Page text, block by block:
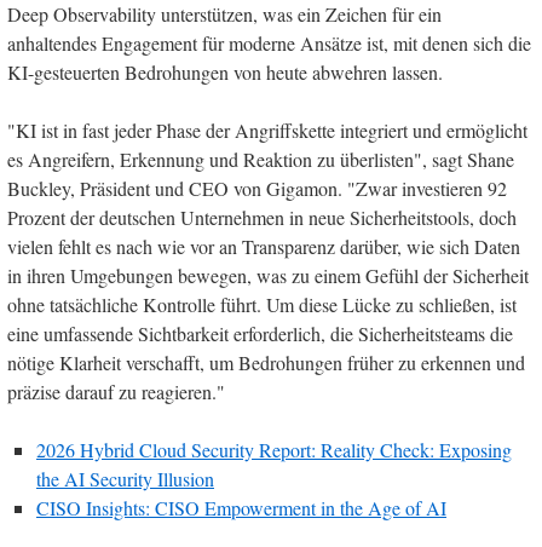
Deep Observability unterstützen, was ein Zeichen für ein
anhaltendes Engagement für moderne Ansätze ist, mit denen sich die
KI-gesteuerten Bedrohungen von heute abwehren lassen.
"KI ist in fast jeder Phase der Angriffskette integriert und ermöglicht
es Angreifern, Erkennung und Reaktion zu überlisten", sagt Shane
Buckley, Präsident und CEO von Gigamon. "Zwar investieren 92
Prozent der deutschen Unternehmen in neue Sicherheitstools, doch
vielen fehlt es nach wie vor an Transparenz darüber, wie sich Daten
in ihren Umgebungen bewegen, was zu einem Gefühl der Sicherheit
ohne tatsächliche Kontrolle führt. Um diese Lücke zu schließen, ist
eine umfassende Sichtbarkeit erforderlich, die Sicherheitsteams die
nötige Klarheit verschafft, um Bedrohungen früher zu erkennen und
präzise darauf zu reagieren."
2026 Hybrid Cloud Security Report: Reality Check: Exposing
the AI Security Illusion
CISO Insights: CISO Empowerment in the Age of AI